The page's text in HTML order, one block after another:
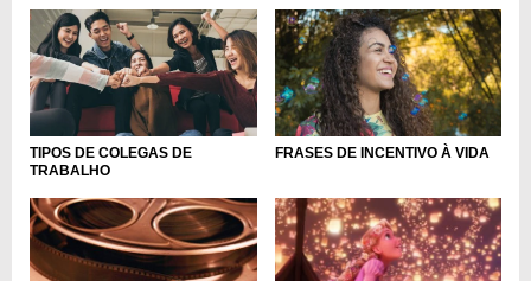
TIPOS DE COLEGAS DE
TRABALHO
FRASES DE INCENTIVO À VIDA